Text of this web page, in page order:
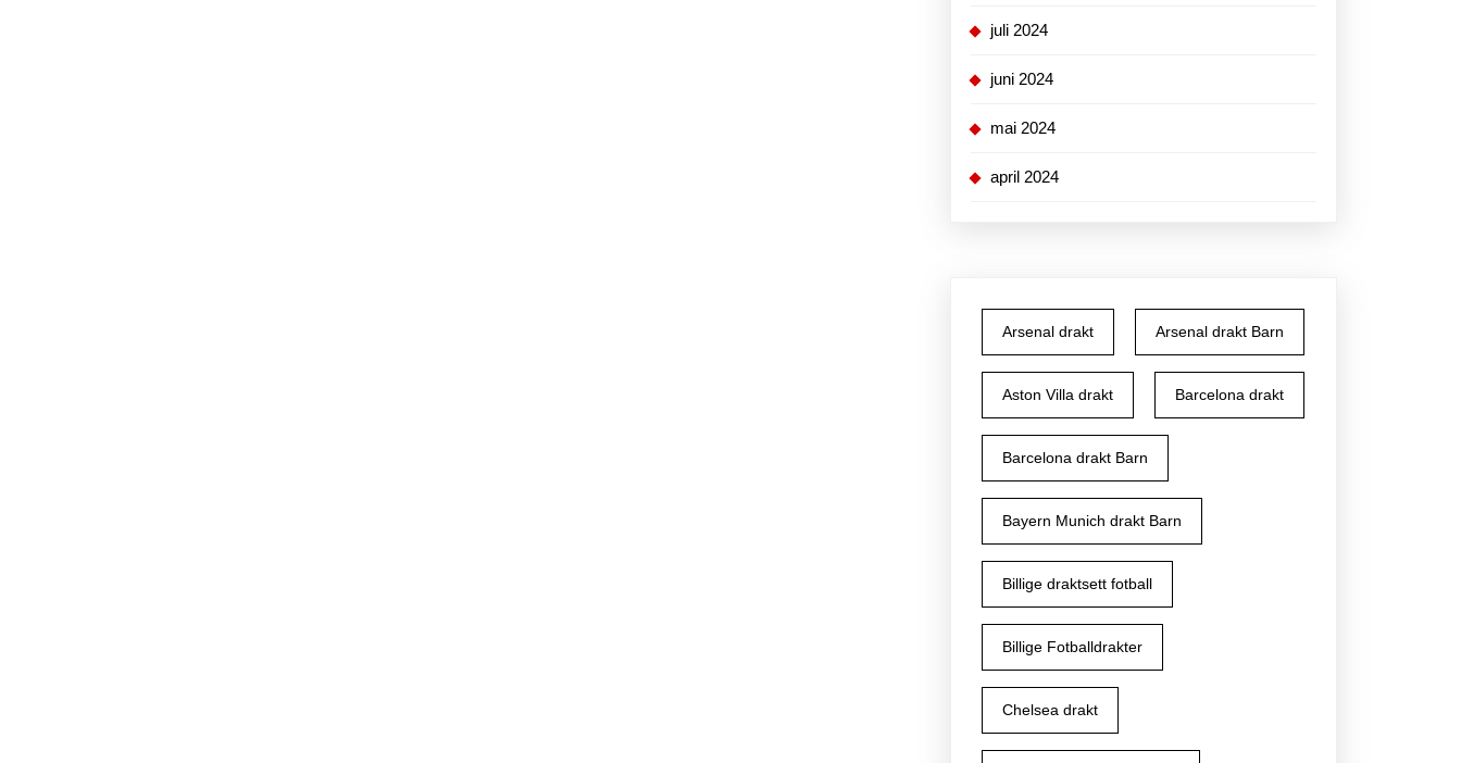
juli 2024
juni 2024
mai 2024
april 2024
Arsenal drakt Arsenal drakt Barn
Aston Villa drakt Barcelona drakt
Barcelona drakt Barn
Bayern Munich drakt Barn
Billige draktsett fotball
Billige Fotballdrakter
Chelsea drakt